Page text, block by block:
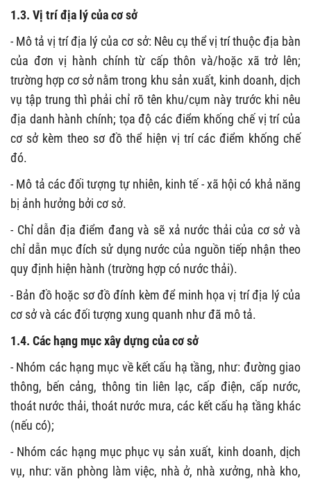
1.3. Vị trí địa lý của cơ sở
- Mô tả vị trí địa lý của cơ sở: Nêu cụ thể vị trí thuộc địa bàn
của đơn vị hành chính từ cấp thôn và/hoặc xã trở lên;
trường hợp cơ sở nằm trong khu sản xuất, kinh doanh, dịch
vụ tập trung thì phải chỉ rõ tên khu/cụm này trước khi nêu
địa danh hành chính; tọa độ các điểm khống chế vị trí của
cơ sở kèm theo sơ đồ thể hiện vị trí các điểm khống chế
đó.
- Mô tả các đối tượng tự nhiên, kinh tế - xã hội có khả năng
bị ảnh hưởng bởi cơ sở.
- Chỉ dẫn địa điểm đang và sẽ xả nước thải của cơ sở và
chỉ dẫn mục đích sử dụng nước của nguồn tiếp nhận theo
quy định hiện hành (trường hợp có nước thải).
- Bản đồ hoặc sơ đồ đính kèm để minh họa vị trí địa lý của
cơ sở và các đối tượng xung quanh như đã mô tả.
1.4. Các hạng mục xây dựng của cơ sở
- Nhóm các hạng mục về kết cấu hạ tầng, như: đường giao
thông, bến cảng, thông tin liên lạc, cấp điện, cấp nước,
thoát nước thải, thoát nước mưa, các kết cấu hạ tầng khác
(nếu có);
- Nhóm các hạng mục phục vụ sản xuất, kinh doanh, dịch
vụ, như: văn phòng làm việc, nhà ở, nhà xưởng, nhà kho,